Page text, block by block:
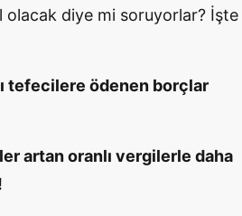
olacak diye mi soruyorlar? İşte
tefecilere ödenen borçlar
artan oranlı vergilerle daha